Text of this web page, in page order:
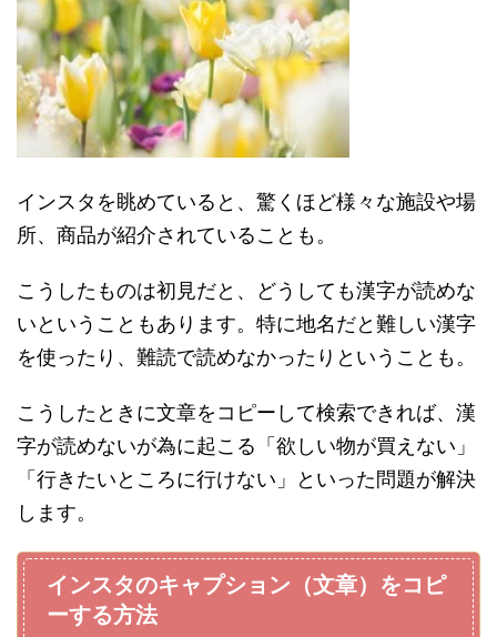
インスタを眺めていると、驚くほど様々な施設や場
所、商品が紹介されていることも。
こうしたものは初見だと、どうしても漢字が読めな
いということもあります。特に地名だと難しい漢字
を使ったり、難読で読めなかったりということも。
こうしたときに文章をコピーして検索できれば、漢
字が読めないが為に起こる「欲しい物が買えない」
「行きたいところに行けない」といった問題が解決
します。
インスタのキャプション（文章）をコピ
ーする方法